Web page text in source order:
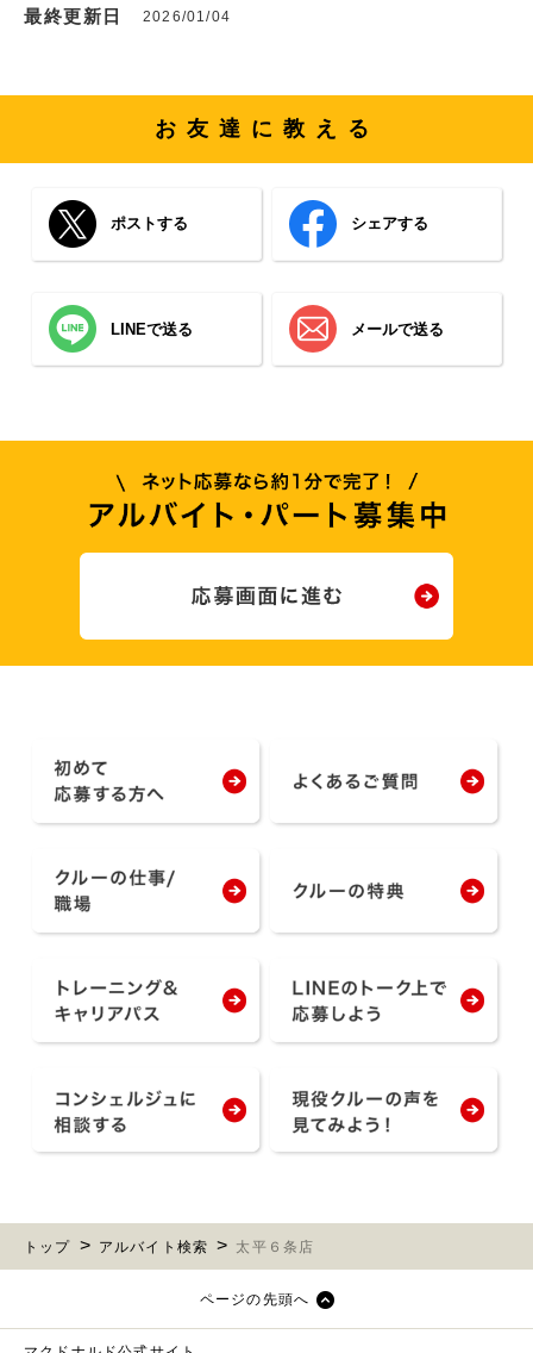
最終更新日 2026/01/04
お友達に教える
ポストする シェアする
LINEで送る メールで送る
トップ アルバイト検索 太平６条店
ページの先頭へ